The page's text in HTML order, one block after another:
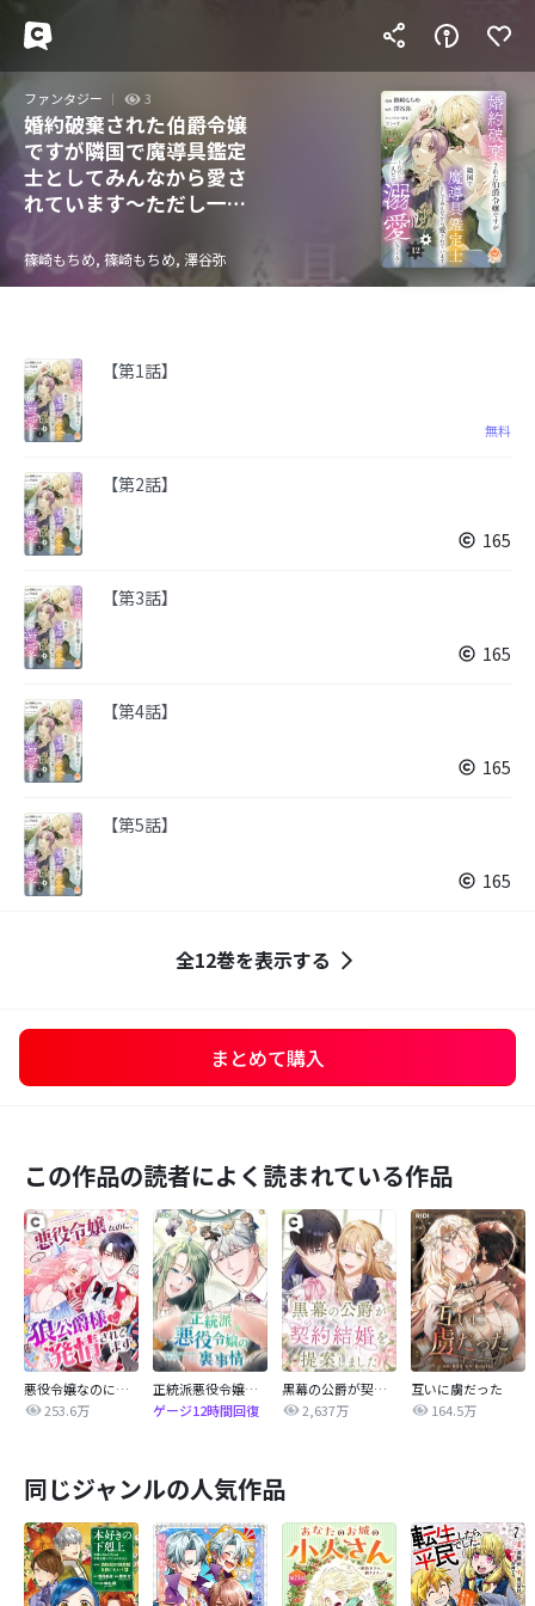
ファンタジー 3
婚約破棄された伯爵令嬢
ですが隣国で魔導具鑑定
士としてみんなから愛さ
れています～ただし一人
篠崎もちめ, 篠崎もちめ, 澤谷弥
【第1話】
無料
【第2話】
165
【第3話】
165
【第4話】
165
【第5話】
165
全12巻を表示する
まとめて購入
この作品の読者によく読まれている作品
悪役令嬢なのに、狼公爵様に発情されてます
253.6万
正統派悪役令嬢の裏事情
ゲージ12時間回復
黒幕の公爵が契約結婚を提案しました
2,637万
互いに虜だった
164.5万
同じジャンルの人気作品